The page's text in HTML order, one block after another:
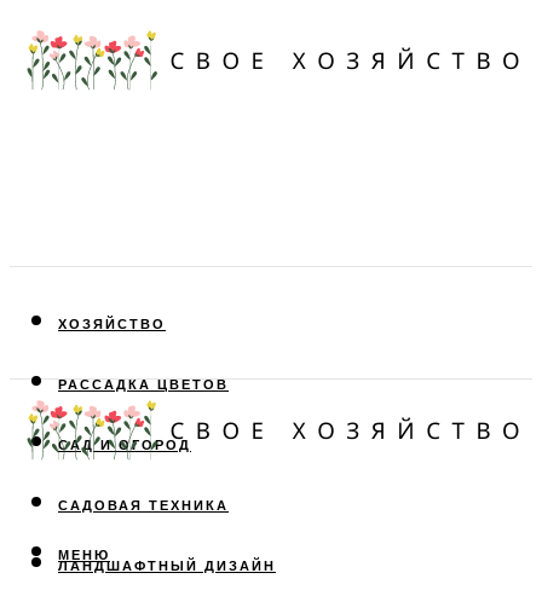
ХОЗЯЙСТВО
РАССАДКА ЦВЕТОВ
САД И ОГОРОД
САДОВАЯ ТЕХНИКА
ЛАНДШАФТНЫЙ ДИЗАЙН
МЕНЮ